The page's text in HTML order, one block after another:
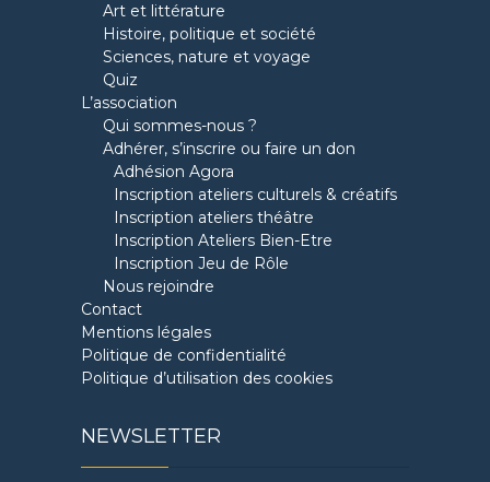
Art et littérature
Histoire, politique et société
Sciences, nature et voyage
Quiz
L’association
Qui sommes-nous ?
Adhérer, s’inscrire ou faire un don
Adhésion Agora
Inscription ateliers culturels & créatifs
Inscription ateliers théâtre
Inscription Ateliers Bien-Etre
Inscription Jeu de Rôle
Nous rejoindre
Contact
Mentions légales
Politique de confidentialité
Politique d’utilisation des cookies
NEWSLETTER